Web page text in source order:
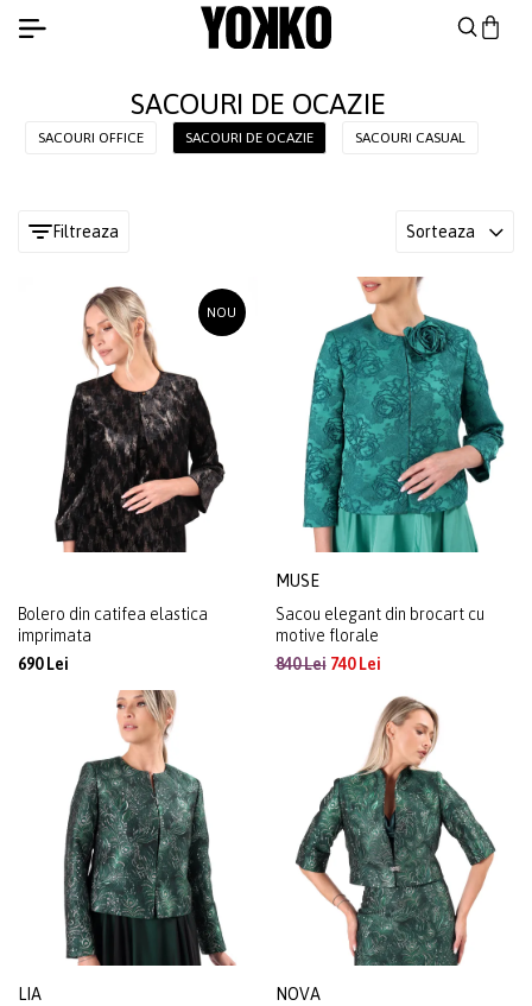
SACOURI DE OCAZIE
SACOURI OFFICE SACOURI DE OCAZIE SACOURI CASUAL
Filtreaza Sorteaza
NOU
Bolero din catifea elastica
imprimata
690 Lei
MUSE
Sacou elegant din brocart cu
motive florale
840 Lei740 Lei
LIA
NOVA